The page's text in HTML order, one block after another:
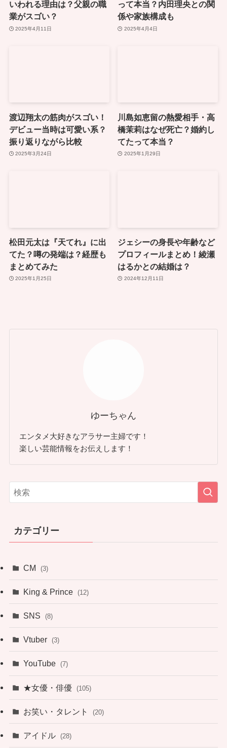
いわれる理由は？父親の職
業がスゴい？
2025年4月11日
って本当？内田理央との関
係や家族構成も
2025年4月4日
渡辺翔太の筋肉がスゴい！
デビュー当時は可愛い系？
振り返りながら比較
2025年3月24日
川島如恵留の熱愛相手・高
橋茉莉はなぜ死亡？婚約し
てたって本当？
2025年1月29日
松田元太は『天てれ』に出
てた？噂の発端は？経歴も
まとめてみた
2025年1月25日
ジェシーの身長や年齢など
プロフィールまとめ！綾瀬
はるかとの結婚は？
2024年12月11日
ゆーちゃん
エンタメ大好きなアラサー主婦です！
楽しい芸能情報をお伝えします！
カテゴリー
CM (3)
King & Prince (12)
SNS (8)
Vtuber (3)
YouTube (7)
★女優・俳優 (105)
お笑い・タレント (20)
アイドル (28)